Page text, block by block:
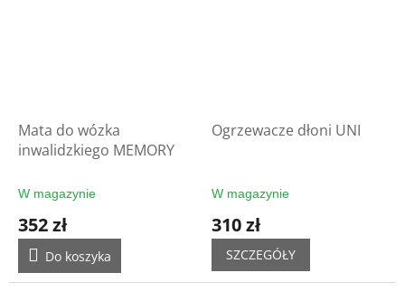
Mata do wózka
inwalidzkiego MEMORY
W magazynie
352 zł
Do koszyka
Ogrzewacze dłoni UNI
W magazynie
310 zł
SZCZEGÓŁY